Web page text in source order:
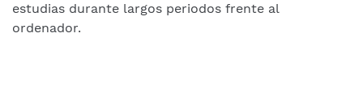
estudias durante largos periodos frente al
ordenador.